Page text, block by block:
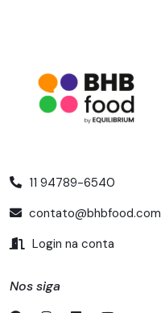
11 94789-6540
contato@bhbfood.com
Login na conta
Nos siga